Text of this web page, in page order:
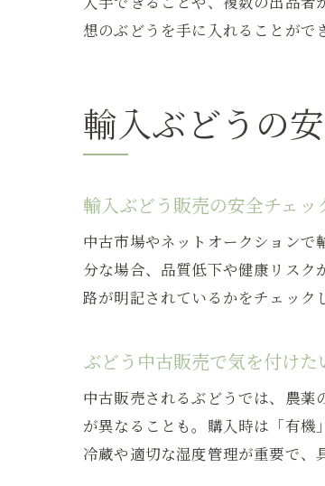
想のぶどうを手に入れることがで
輸入ぶどうの
輸入ぶどう販売の安全チェッ
中古市場やネットオークション
分な場合、品質低下や健康リス
路が明記されているかをチェック
ぶどう中古販売で気を付け
中古販売されるぶどうでは、農
が異なることも。購入時は「有
冷蔵や適切な湿度管理が重要で、